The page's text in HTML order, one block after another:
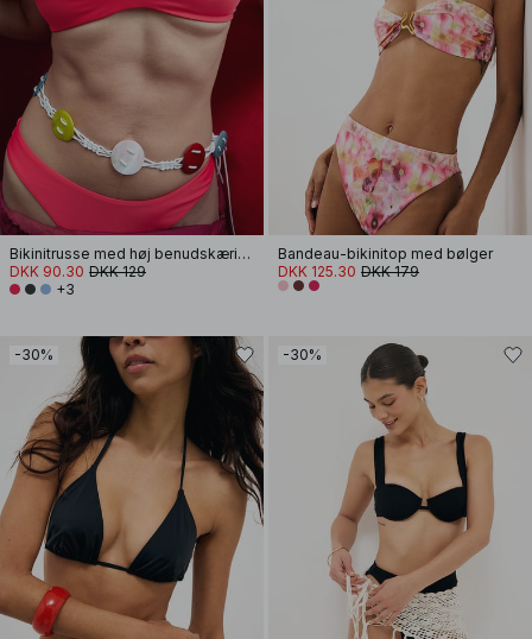
Bikinitrusse med høj benudskæring
DKK 90.30 DKK 129
+3
Bandeau-bikinitop med bølger
DKK 125.30 DKK 179
-30% -30%